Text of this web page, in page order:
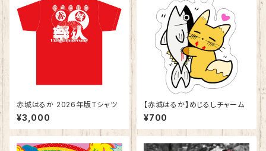
赤城はるか 2026年版Tシャツ
¥3,000
【赤城はるか】めじるしチャーム
¥700